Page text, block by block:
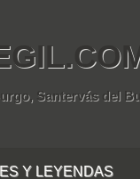
Santervás del
Y LEYENDAS